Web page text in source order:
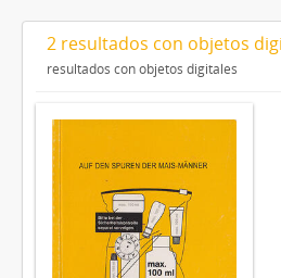
2 resultados con objetos
resultados con objetos digitales